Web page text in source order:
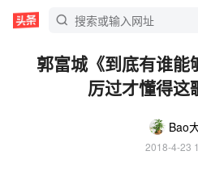
郭富城《到底有谁能
厉过才懂得这
Bao
2018-4-23